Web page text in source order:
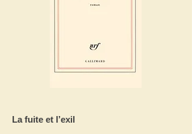
La fuite et l’exil